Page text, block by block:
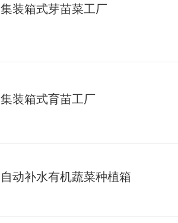
集装箱式芽苗菜工厂
集装箱式育苗工厂
自动补水有机蔬菜种植箱